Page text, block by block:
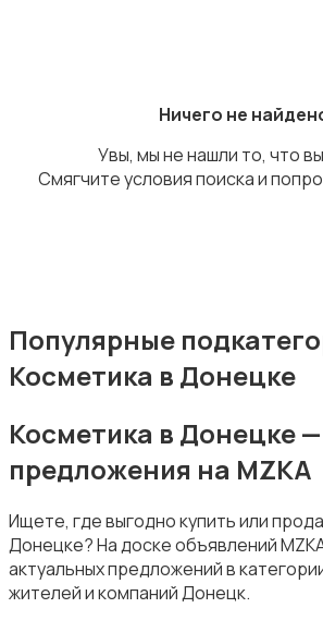
Посуда
Ничего не
Увы, мы не нашли то, что
Смягчите условия поиска и
Популярные
Косметика в Донецке
Косметика в Донецке
предложения на MZKA
Ищете, где выгодно купить или
Донецке? На доске объявлений
актуальных предложений в
жителей и компаний Донецк.